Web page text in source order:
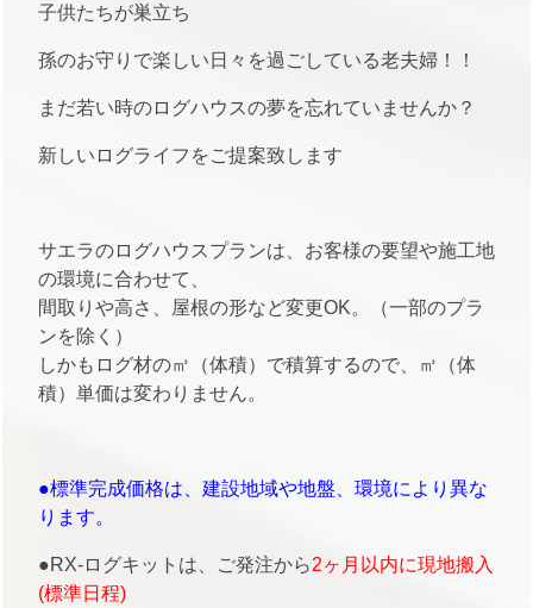
子供たちが巣立ち
孫のお守りで楽しい日々を過ごしている老夫婦！！
まだ若い時のログハウスの夢を忘れていませんか？
新しいログライフをご提案致します
サエラのログハウスプランは、お客様の要望や施工地
の環境に合わせて、
間取りや高さ、屋根の形など変更OK。（一部のプラ
ンを除く）
しかもログ材の㎥（体積）で積算するので、㎥（体
積）単価は変わりません。
●標準完成価格は、建設地域や地盤、環境により異な
ります。
●RX-ログキットは、ご発注から2ヶ月以内に現地搬入
(標準日程)